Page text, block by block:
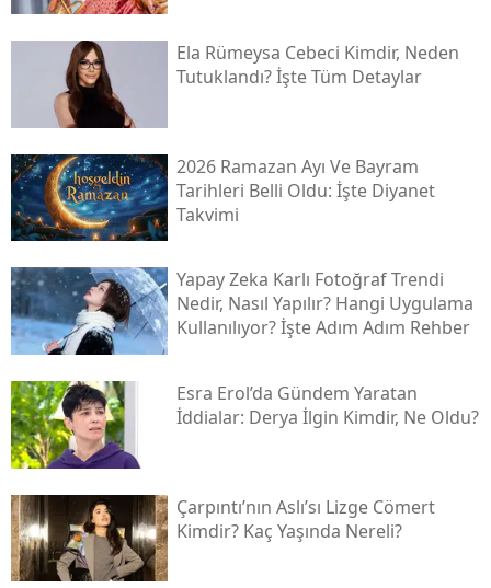
Ela Rümeysa Cebeci Kimdir, Neden
Tutuklandı? İşte Tüm Detaylar
2026 Ramazan Ayı Ve Bayram
Tarihleri Belli Oldu: İşte Diyanet
Takvimi
Yapay Zeka Karlı Fotoğraf Trendi
Nedir, Nasıl Yapılır? Hangi Uygulama
Kullanılıyor? İşte Adım Adım Rehber
Esra Erol’da Gündem Yaratan
İddialar: Derya İlgin Kimdir, Ne Oldu?
Çarpıntı’nın Aslı’sı Lizge Cömert
Kimdir? Kaç Yaşında Nereli?